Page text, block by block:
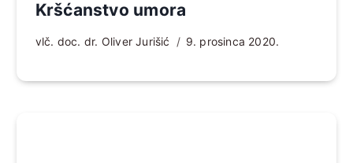
Kršćanstvo umora
vlč. doc. dr. Oliver Jurišić 9. prosinca 2020.